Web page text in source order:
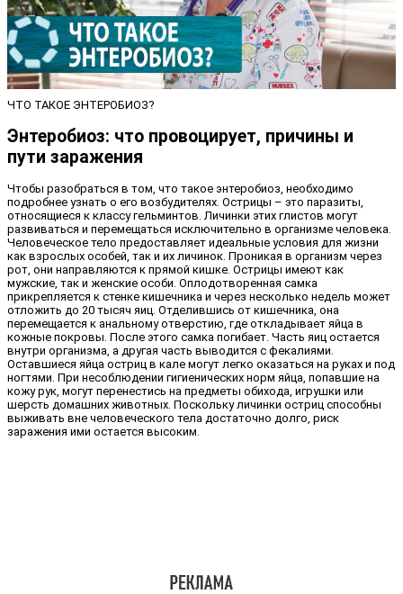
ЧТО ТАКОЕ ЭНТЕРОБИОЗ?
Энтеробиоз: что провоцирует, причины и
пути заражения
Чтобы разобраться в том, что такое энтеробиоз, необходимо
подробнее узнать о его возбудителях. Острицы – это паразиты,
относящиеся к классу гельминтов. Личинки этих глистов могут
развиваться и перемещаться исключительно в организме человека.
Человеческое тело предоставляет идеальные условия для жизни
как взрослых особей, так и их личинок. Проникая в организм через
рот, они направляются к прямой кишке. Острицы имеют как
мужские, так и женские особи. Оплодотворенная самка
прикрепляется к стенке кишечника и через несколько недель может
отложить до 20 тысяч яиц. Отделившись от кишечника, она
перемещается к анальному отверстию, где откладывает яйца в
кожные покровы. После этого самка погибает. Часть яиц остается
внутри организма, а другая часть выводится с фекалиями.
Оставшиеся яйца остриц в кале могут легко оказаться на руках и под
ногтями. При несоблюдении гигиенических норм яйца, попавшие на
кожу рук, могут перенестись на предметы обихода, игрушки или
шерсть домашних животных. Поскольку личинки остриц способны
выживать вне человеческого тела достаточно долго, риск
заражения ими остается высоким.